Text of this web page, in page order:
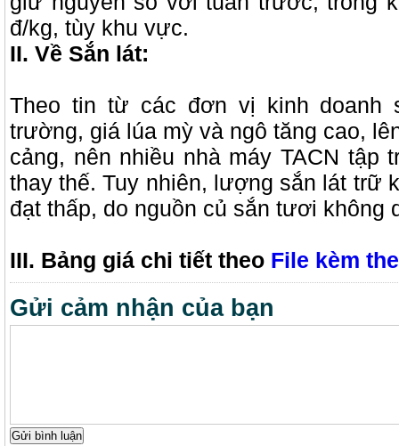
đ/kg, tùy khu vực.
II. Về Sắn lát:
Theo tin từ các đơn vị kinh doanh
trường, giá lúa mỳ và ngô tăng cao,
cảng, nên nhiều nhà máy TACN tập
thay thế. Tuy nhiên, lượng sắn lát trữ
đạt thấp, do nguồn củ sắn tươi không
III. Bảng giá chi tiết theo File kèm
Gửi cảm nhận của bạn